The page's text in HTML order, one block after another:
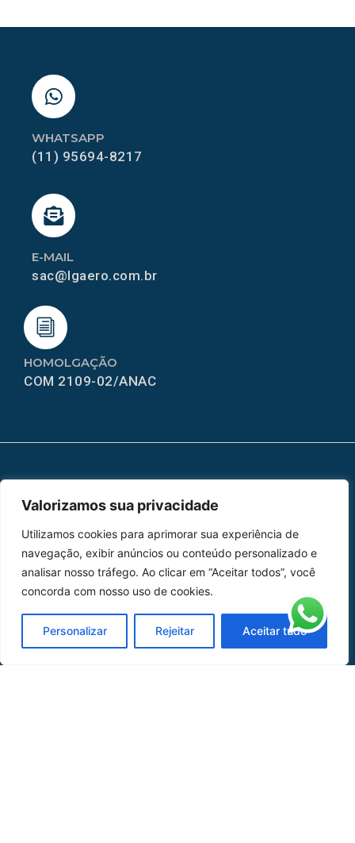
Valorizamos sua privacidade
Utilizamos cookies para aprimorar sua experiência de
navegação, exibir anúncios ou conteúdo personalizado e
analisar nosso tráfego. Ao clicar em “Aceitar todos”, você
concorda com nosso uso de cookies.
Personalizar Rejeitar Aceitar tudo
HOMOLGAÇÃO
COM 2109-02/ANAC
E-MAIL
sac@lgaero.com.br
WHATSAPP
(11) 95694-8217
Peças
Catálogo de Aplicações
Oficina de Mangueiras